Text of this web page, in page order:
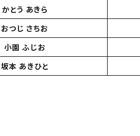
かとう あきら
おつじ さちお
小園 ふじお
坂本 あきひと